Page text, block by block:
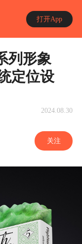
打开App
列形象
定位设
2024.08.30
关注